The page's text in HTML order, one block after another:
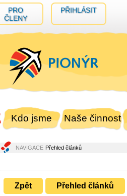
PRO
ČLENY
PŘIHLÁSIT
Kdo jsme Naše činnost
NAVIGACE Přehled článků
Zpět Přehled článků